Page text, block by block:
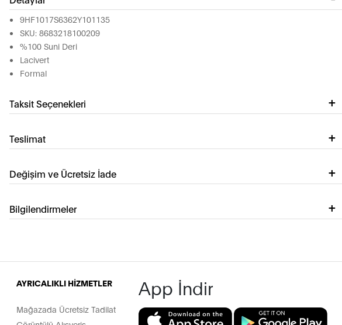
9HF1017S6362Y101135
SKU: 8683218100209
%100 Suni Deri
Lacivert
Formal
Taksit Seçenekleri
Teslimat
Değişim ve Ücretsiz İade
Bilgilendirmeler
AYRICALIKLI HİZMETLER
Mağazada Ücretsiz Tadilat
App İndir